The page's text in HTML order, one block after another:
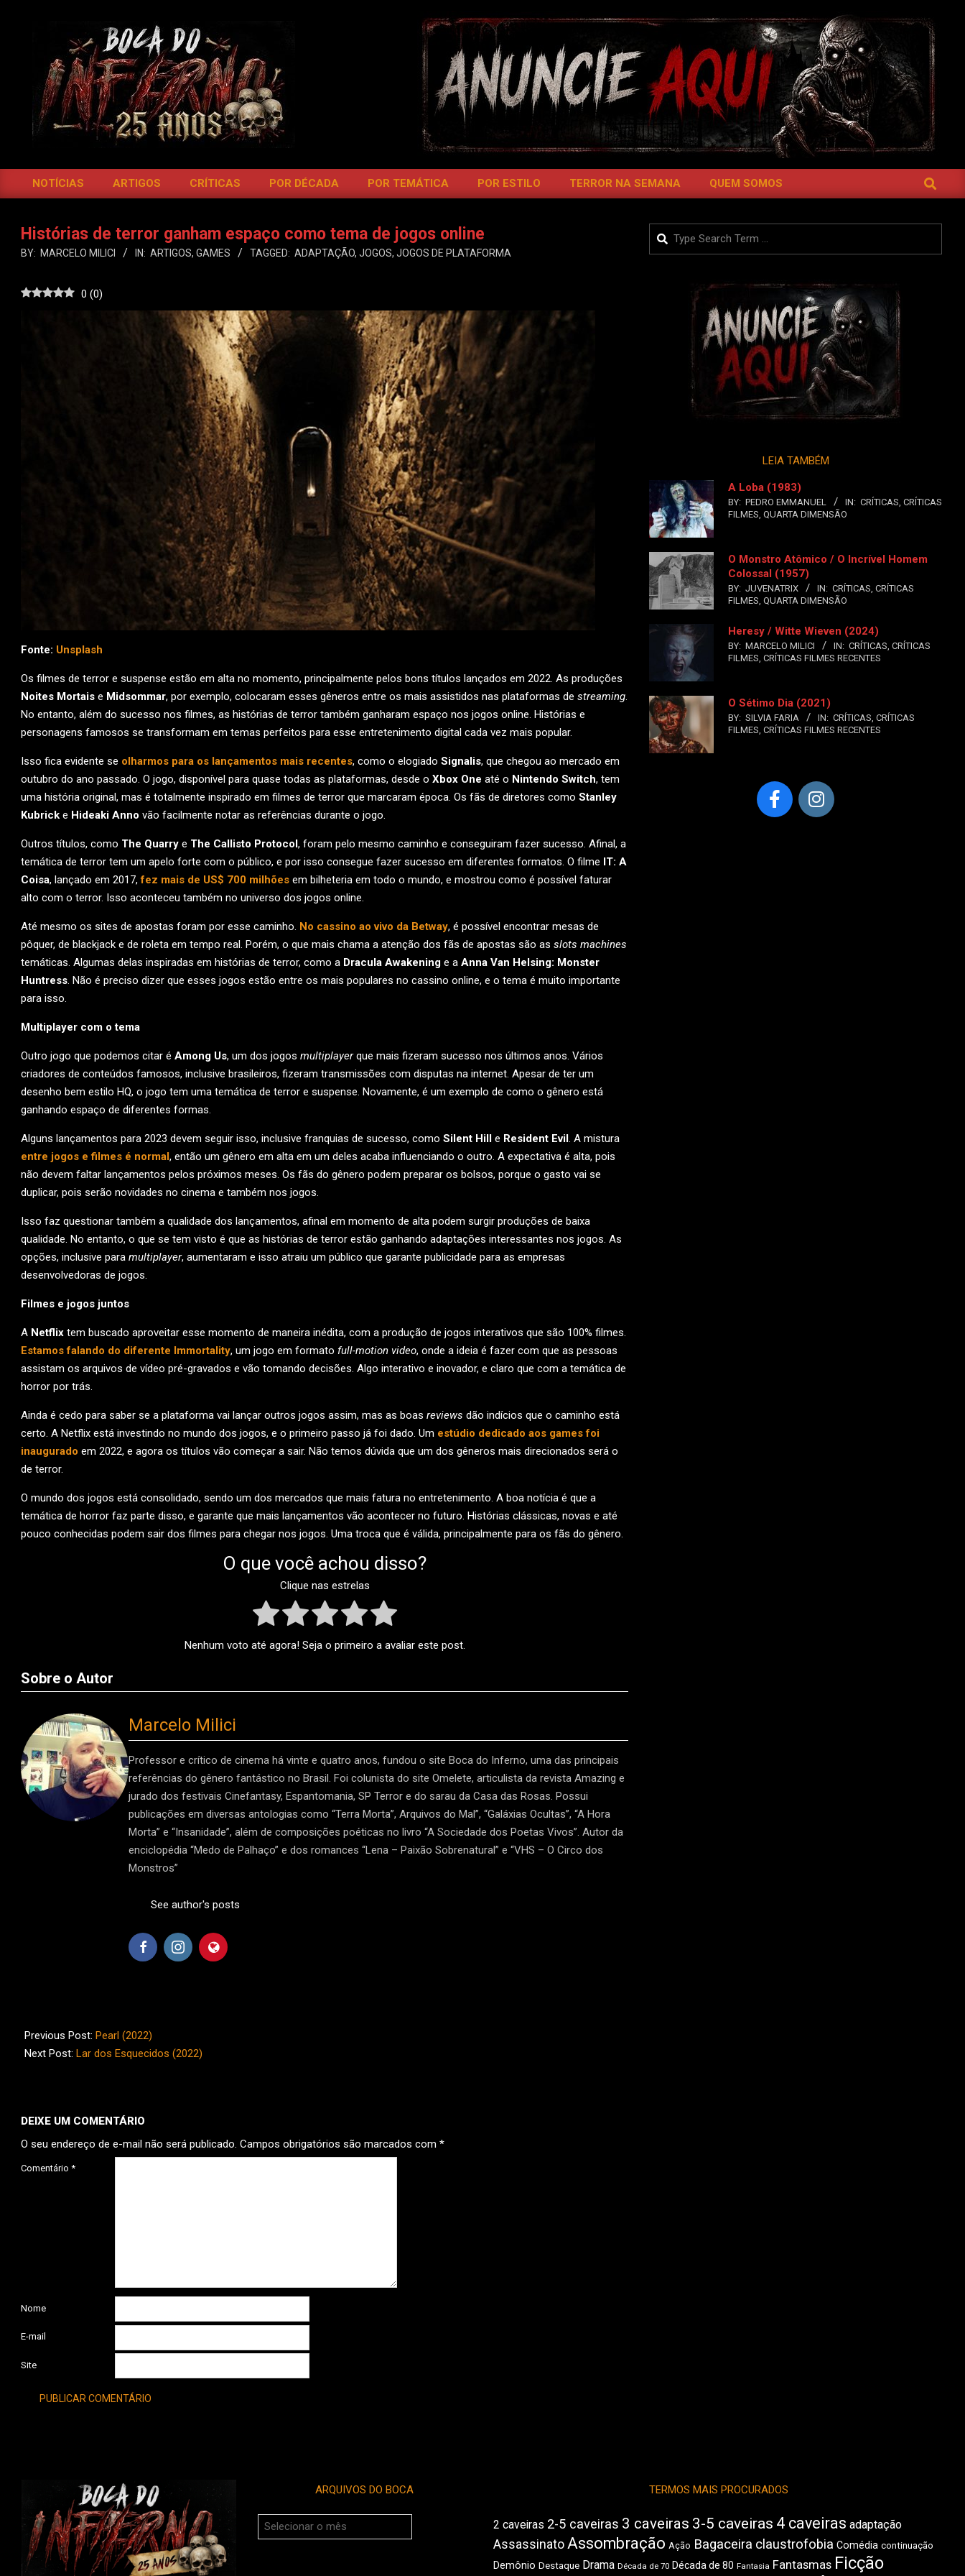
BOCA
DO
Primary
Menu
NOTÍCIAS ARTIGOS CRÍTICAS POR DÉCADA POR TEMÁTICA POR ESTILO TERROR NA SEMANA QUEM SOMOS SEARCH
Histórias de terror ganham espaço como tema de jogos online
BY: MARCELO MILICI IN: ARTIGOS, GAMES TAGGED: ADAPTAÇÃO, JOGOS, JOGOS DE PLATAFORMA
0 (0)
Fonte: Unsplash
Os filmes de terror e suspense estão em alta no momento, principalmente pelos bons títulos lançados em 2022. As produções
Noites Mortais e Midsommar, por exemplo, colocaram esses gêneros entre os mais assistidos nas plataformas de streaming.
No entanto, além do sucesso nos filmes, as histórias de terror também ganharam espaço nos jogos online. Histórias e
personagens famosos se transformam em temas perfeitos para esse entretenimento digital cada vez mais popular.
Isso fica evidente se olharmos para os lançamentos mais recentes, como o elogiado Signalis, que chegou ao mercado em
outubro do ano passado. O jogo, disponível para quase todas as plataformas, desde o Xbox One até o Nintendo Switch, tem
uma história original, mas é totalmente inspirado em filmes de terror que marcaram época. Os fãs de diretores como Stanley
Kubrick e Hideaki Anno vão facilmente notar as referências durante o jogo.
Outros títulos, como The Quarry e The Callisto Protocol, foram pelo mesmo caminho e conseguiram fazer sucesso. Afinal, a
temática de terror tem um apelo forte com o público, e por isso consegue fazer sucesso em diferentes formatos. O filme IT: A
Coisa, lançado em 2017,fez mais de US$ 700 milhões em bilheteria em todo o mundo, e mostrou como é possível faturar
alto com o terror. Isso aconteceu também no universo dos jogos online.
Até mesmo os sites de apostas foram por esse caminho. No cassino ao vivo da Betway, é possível encontrar mesas de
pôquer, de blackjack e de roleta em tempo real. Porém, o que mais chama a atenção dos fãs de apostas são as slots machines
temáticas. Algumas delas inspiradas em histórias de terror, como a Dracula Awakening e a Anna Van Helsing: Monster
Huntress. Não é preciso dizer que esses jogos estão entre os mais populares no cassino online, e o tema é muito importante
para isso.
Multiplayer com o tema
Outro jogo que podemos citar é Among Us, um dos jogos multiplayerque mais fizeram sucesso nos últimos anos. Vários
criadores de conteúdos famosos, inclusive brasileiros, fizeram transmissões com disputas na internet. Apesar de ter um
desenho bem estilo HQ, o jogo tem uma temática de terror e suspense. Novamente, é um exemplo de como o gênero está
ganhando espaço de diferentes formas.
Alguns lançamentos para 2023 devem seguir isso, inclusive franquias de sucesso, como Silent Hill e Resident Evil. A mistura
entre jogos e filmes é normal, então um gênero em alta em um deles acaba influenciando o outro. A expectativa é alta, pois
não devem faltar lançamentos pelos próximos meses. Os fãs do gênero podem preparar os bolsos, porque o gasto vai se
duplicar, pois serão novidades no cinema e também nos jogos.
Isso faz questionar também a qualidade dos lançamentos, afinal em momento de alta podem surgir produções de baixa
qualidade. No entanto, o que se tem visto é que as histórias de terror estão ganhando adaptações interessantes nos jogos. As
opções, inclusive para multiplayer, aumentaram e isso atraiu um público que garante publicidade para as empresas
desenvolvedoras de jogos.
Filmes e jogos juntos
A Netflix tem buscado aproveitar esse momento de maneira inédita, com a produção de jogos interativos que são 100% filmes.
Estamos falando do diferente Immortality, um jogo em formato full-motion video, onde a ideia é fazer com que as pessoas
assistam os arquivos de vídeo pré-gravados e vão tomando decisões. Algo interativo e inovador, e claro que com a temática de
horror por trás.
Ainda é cedo para saber se a plataforma vai lançar outros jogos assim, mas as boas reviews dão indícios que o caminho está
certo. A Netflix está investindo no mundo dos jogos, e o primeiro passo já foi dado. Um estúdio dedicado aos games foi
inaugurado em 2022, e agora os títulos vão começar a sair. Não temos dúvida que um dos gêneros mais direcionados será o
de terror.
O mundo dos jogos está consolidado, sendo um dos mercados que mais fatura no entretenimento. A boa notícia é que a
temática de horror faz parte disso, e garante que mais lançamentos vão acontecer no futuro. Histórias clássicas, novas e até
pouco conhecidas podem sair dos filmes para chegar nos jogos. Uma troca que é válida, principalmente para os fãs do gênero.
O que você achou disso?
Clique nas estrelas
Nenhum voto até agora! Seja o primeiro a avaliar este post.
Sobre o Autor
Marcelo Milici
Professor e crítico de cinema há vinte e quatro anos, fundou o site Boca do Inferno, uma das principais
referências do gênero fantástico no Brasil. Foi colunista do site Omelete, articulista da revista Amazing e
jurado dos festivais Cinefantasy, Espantomania, SP Terror e do sarau da Casa das Rosas. Possui
publicações em diversas antologias como “Terra Morta”, Arquivos do Mal”, “Galáxias Ocultas”, “A Hora
Morta” e “Insanidade”, além de composições poéticas no livro “A Sociedade dos Poetas Vivos”. Autor da
enciclopédia “Medo de Palhaço” e dos romances “Lena – Paixão Sobrenatural” e “VHS – O Circo dos
Monstros”
See author's posts
01-
20
Previous Post: Pearl (2022)
Next Post: Lar dos Esquecidos (2022)
DEIXE UM COMENTÁRIO
O seu endereço de e-mail não será publicado. Campos obrigatórios são marcados com *
Comentário *
Nome
E-mail
Site
Search
LEIA TAMBÉM
A Loba (1983)
BY: PEDRO EMMANUEL IN: CRÍTICAS, CRÍTICAS
FILMES, QUARTA DIMENSÃO
O Monstro Atômico / O Incrível Homem
Colossal (1957)
BY: JUVENATRIX IN: CRÍTICAS, CRÍTICAS
FILMES, QUARTA DIMENSÃO
Heresy / Witte Wieven (2024)
BY: MARCELO MILICI IN: CRÍTICAS, CRÍTICAS
FILMES, CRÍTICAS FILMES RECENTES
O Sétimo Dia (2021)
BY: SILVIA FARIA IN: CRÍTICAS, CRÍTICAS
FILMES, CRÍTICAS FILMES RECENTES
ARQUIVOS DO BOCA
Arquivos
do
TERMOS MAIS PROCURADOS
2 caveiras 2-5 caveiras 3 caveiras 3-5 caveiras 4 caveiras adaptação
Assassinato Assombração Ação Bagaceira claustrofobia Comédia continuação
Demônio Destaque Drama Década de 70 Década de 80 Fantasia Fantasmas Ficção